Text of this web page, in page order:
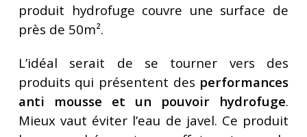
produit hydrofuge couvre une surface de
près de 50m².
L’idéal serait de se tourner vers des
produits qui présentent des performances
anti mousse et un pouvoir hydrofuge.
Mieux vaut éviter l’eau de javel. Ce produit